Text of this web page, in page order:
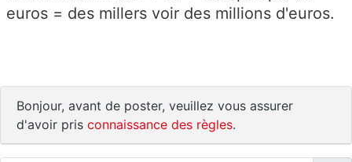
euros = des millers voir des millions d'euros.
Bonjour, avant de poster, veuillez vous assurer
d'avoir pris connaissance des règles.